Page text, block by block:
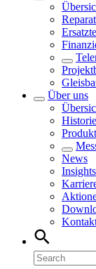
Über uns
Historie
News
Insights